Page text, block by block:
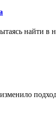
найти в